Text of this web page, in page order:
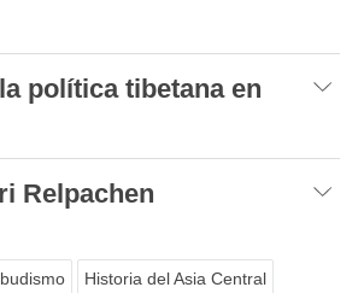
política tibetana en
Relpachen
Historia del Asia Central